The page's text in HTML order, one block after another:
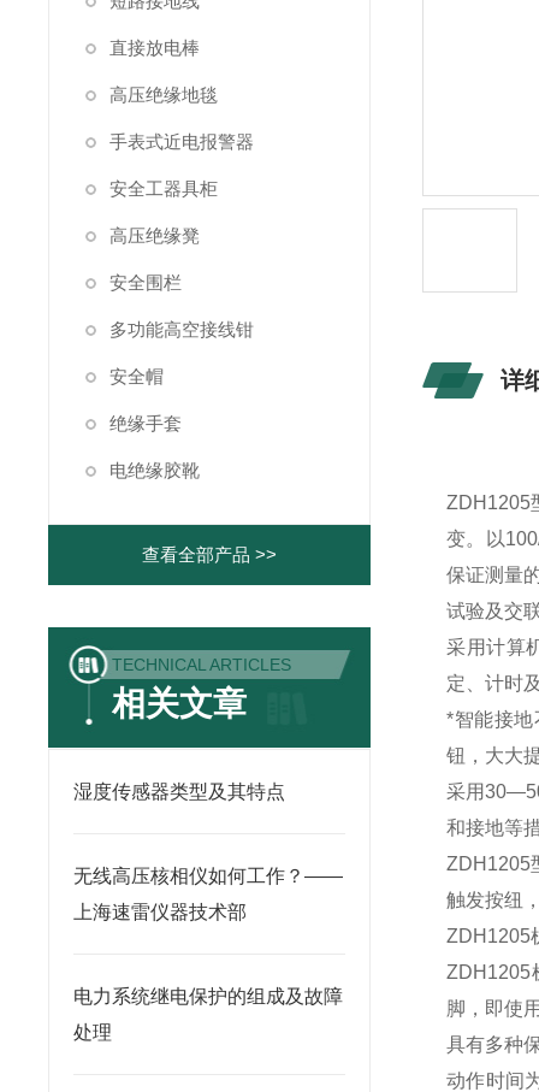
直接放电棒
高压绝缘地毯
手表式近电报警器
安全工器具柜
高压绝缘凳
安全围栏
多功能高空接线钳
安全帽
绝缘手套
电绝缘胶靴
查看全部产品 >>
TECHNICAL ARTICLES
相关文章
湿度传感器类型及其特点
无线高压核相仪如何工作？——
上海速雷仪器技术部
电力系统继电保护的组成及故障
处理
详
ZDH1205
变。以
保证测量
试验及交
采用计算
定、计时
*智能接
钮，大大
采用
和接地等
ZDH1205
触发按纽
ZDH1205
ZDH1205
脚，即使
具有多种
动作时间